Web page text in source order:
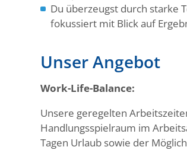
Du überzeugst durch starke
fokussiert mit Blick auf
Unser Angebot
Work-Life-Balance:
Unsere geregelten
Handlungsspielraum im
Tagen Urlaub sowie der